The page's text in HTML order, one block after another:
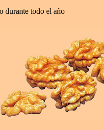
durante todo el año